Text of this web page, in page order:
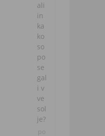
ali
in
ka
ko
so
po
se
gal
i v
ve
sol
je?
po